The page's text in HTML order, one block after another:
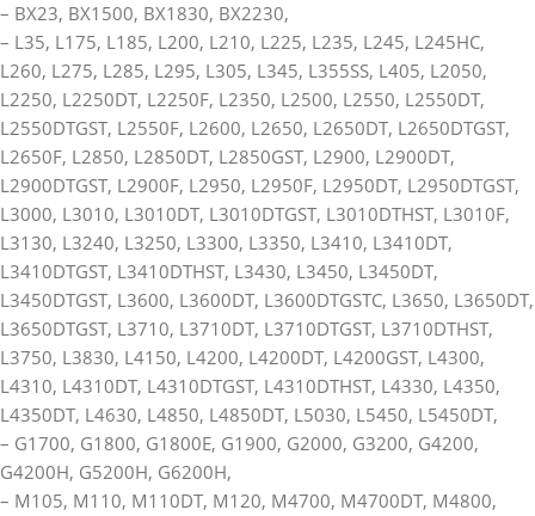
– BX23, BX1500, BX1830, BX2230,
– L35, L175, L185, L200, L210, L225, L235, L245, L245HC,
L260, L275, L285, L295, L305, L345, L355SS, L405, L2050,
L2250, L2250DT, L2250F, L2350, L2500, L2550, L2550DT,
L2550DTGST, L2550F, L2600, L2650, L2650DT, L2650DTGST,
L2650F, L2850, L2850DT, L2850GST, L2900, L2900DT,
L2900DTGST, L2900F, L2950, L2950F, L2950DT, L2950DTGST,
L3000, L3010, L3010DT, L3010DTGST, L3010DTHST, L3010F,
L3130, L3240, L3250, L3300, L3350, L3410, L3410DT,
L3410DTGST, L3410DTHST, L3430, L3450, L3450DT,
L3450DTGST, L3600, L3600DT, L3600DTGSTC, L3650, L3650DT,
L3650DTGST, L3710, L3710DT, L3710DTGST, L3710DTHST,
L3750, L3830, L4150, L4200, L4200DT, L4200GST, L4300,
L4310, L4310DT, L4310DTGST, L4310DTHST, L4330, L4350,
L4350DT, L4630, L4850, L4850DT, L5030, L5450, L5450DT,
– G1700, G1800, G1800E, G1900, G2000, G3200, G4200,
G4200H, G5200H, G6200H,
– M105, M110, M110DT, M120, M4700, M4700DT, M4800,